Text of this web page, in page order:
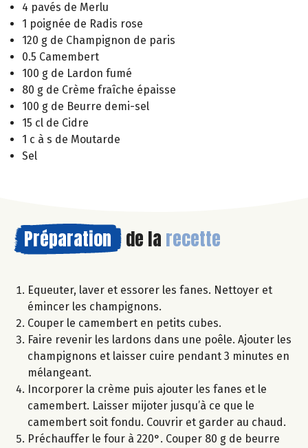
4 pavés de Merlu
1 poignée de Radis rose
120 g de Champignon de paris
0.5 Camembert
100 g de Lardon fumé
80 g de Crème fraîche épaisse
100 g de Beurre demi-sel
15 cl de Cidre
1 c à s de Moutarde
Sel
Préparation de la recette
Equeuter, laver et essorer les fanes. Nettoyer et
émincer les champignons.
Couper le camembert en petits cubes.
Faire revenir les lardons dans une poêle. Ajouter les
champignons et laisser cuire pendant 3 minutes en
mélangeant.
Incorporer la crème puis ajouter les fanes et le
camembert. Laisser mijoter jusqu’à ce que le
camembert soit fondu. Couvrir et garder au chaud.
Préchauffer le four à 220°. Couper 80 g de beurre